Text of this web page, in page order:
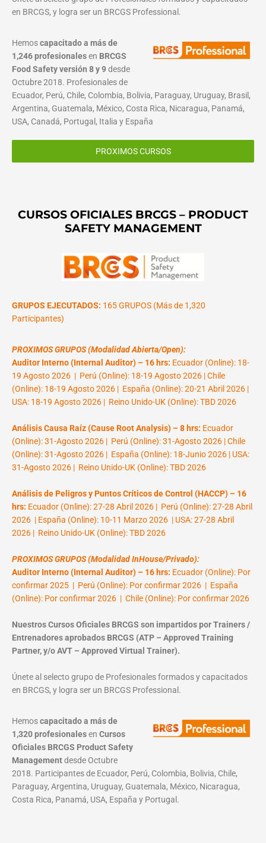
en BRCGS, y logra ser un BRCGS Professional.
Hemoscapacitado a más de
1,246 profesionalesen BRCGS
Food Safety versión 8 y 9desde
Octubre 2018. Profesionales de
Ecuador, Perú, Chile, Colombia, Bolivia, Paraguay, Uruguay, Brasil,
Argentina, Guatemala, México, Costa Rica, Nicaragua, Panamá,
USA, Canadá, Portugal, Italia y España
PROXIMOS CURSOS
CURSOS OFICIALES BRCGS – PRODUCT
SAFETY MANAGEMENT
GRUPOS EJECUTADOS: 165 GRUPOS (Más de 1,320
Participantes)
PROXIMOS GRUPOS (Modalidad Abierta/Open):
Auditor Interno (Internal Auditor) – 16 hrs: Ecuador (Online): 18-
19 Agosto 2026 | Perú (Online): 18-19 Agosto 2026 | Chile
(Online): 18-19 Agosto 2026 | España (Online): 20-21 Abril 2026 |
USA: 18-19 Agosto 2026 | Reino Unido-UK (Online): TBD 2026
Análisis Causa Raíz (Cause Root Analysis) – 8 hrs: Ecuador
(Online): 31-Agosto 2026 | Perú (Online): 31-Agosto 2026 | Chile
(Online): 31-Agosto 2026 | España (Online): 18-Junio 2026 | USA:
31-Agosto 2026 | Reino Unido-UK (Online): TBD 2026
Análisis de Peligros y Puntos Críticos de Control (HACCP) – 16
hrs: Ecuador (Online): 27-28 Abril 2026 | Perú (Online): 27-28 Abril
2026 | España (Online): 10-11 Marzo 2026 | USA: 27-28 Abril
2026 | Reino Unido-UK (Online): TBD 2026
PROXIMOS GRUPOS (Modalidad InHouse/Privado):
Auditor Interno (Internal Auditor) – 16 hrs: Ecuador (Online): Por
confirmar 2025 | Perú (Online): Por confirmar 2026 | España
(Online): Por confirmar 2026 | Chile (Online): Por confirmar 2026
Nuestros Cursos Oficiales BRCGS son impartidos por Trainers /
Entrenadores aprobados BRCGS (ATP – Approved Training
Partner, y/o AVT – Approved Virtual Trainer).
Únete al selecto grupo de Profesionales formados y capacitados
en BRCGS, y logra ser un BRCGS Professional.
Hemoscapacitado a más de
1,320 profesionalesen Cursos
Oficiales BRCGS Product Safety
Managementdesde Octubre
2018. Participantes de Ecuador, Perú, Colombia, Bolivia, Chile,
Paraguay, Argentina, Uruguay, Guatemala, México, Nicaragua,
Costa Rica, Panamá, USA, España y Portugal.